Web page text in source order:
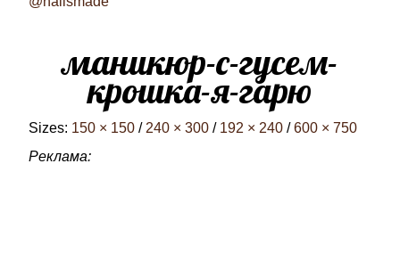
маникюр-с-гусем-
крошка-я-гарю
Sizes: 150 × 150 / 240 × 300 / 192 × 240 / 600 × 750
Реклама: